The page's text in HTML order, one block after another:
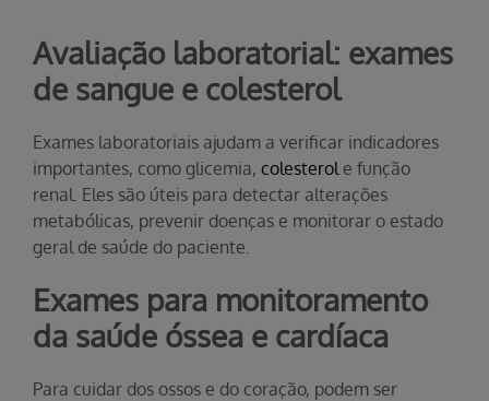
Avaliação laboratorial: exames
de sangue e colesterol
Exames laboratoriais ajudam a verificar indicadores
importantes, como glicemia, colesterole função
renal. Eles são úteis para detectar alterações
metabólicas, prevenir doenças e monitorar o estado
geral de saúde do paciente.
Exames para monitoramento
da saúde óssea e cardíaca
Para cuidar dos ossos e do coração, podem ser